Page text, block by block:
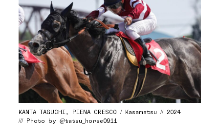
KANTA TAGUCHI, PIENA CRESCO / Kasamatsu // 2024
/// Photo by @tatsu_horse0911